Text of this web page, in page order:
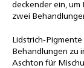
deckender ein, um
zwei
Lidstrich-
Behandlungen zu
Aschton für